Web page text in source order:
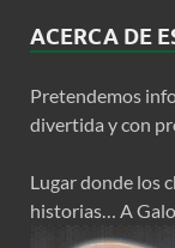
ACERCA DE
Pretendemos
divertida y con
Lugar donde los
historias… A